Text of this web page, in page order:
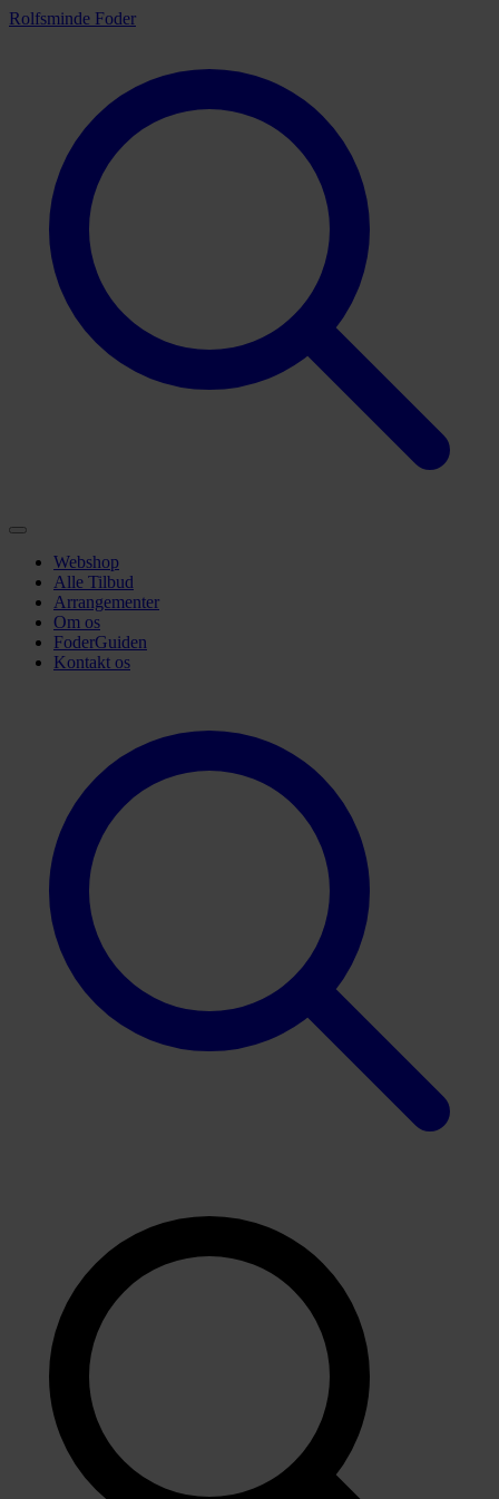
Rolfsminde Foder
Webshop
Alle Tilbud
Arrangementer
Om os
FoderGuiden
Kontakt os